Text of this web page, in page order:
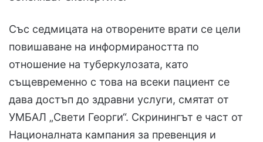
Със седмицата на отворените врати се цели
повишаване на информираността по
отношение на туберкулозата, като
същевременно с това на всеки пациент се
дава достъп до здравни услуги, смятат от
УМБАЛ „Свети Георги“. Скринингът е част от
Националната кампания за превенция и